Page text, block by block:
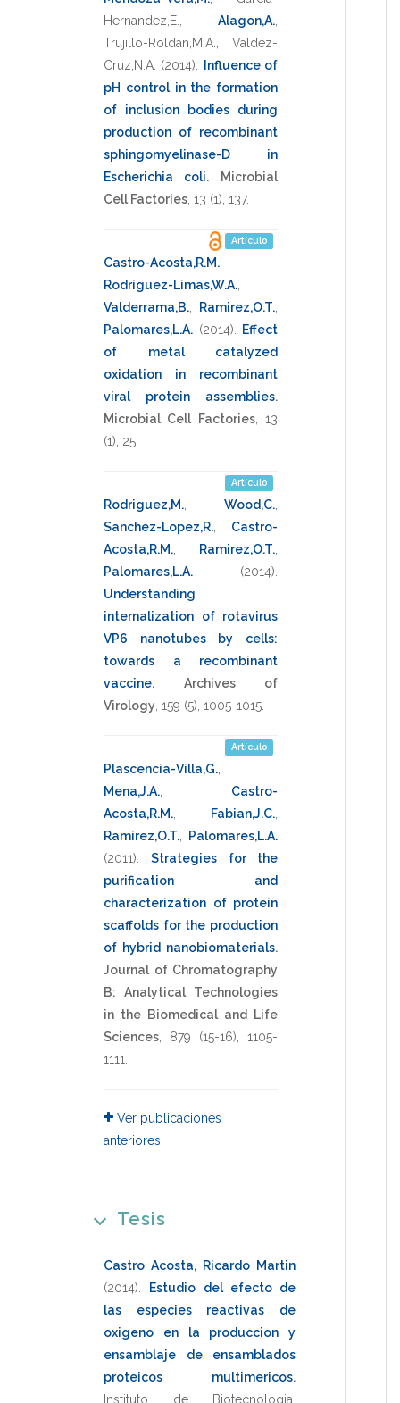
Hernandez,E.
Alagon,A.
Trujillo-Roldan,M.A.
Valdez-
Cruz,N.A. (2014)
Influence of
pH control in the formation
of inclusion bodies during
production of recombinant
sphingomyelinase-D in
Escherichia coli.
Microbial
Cell Factories 13 (1), 137.
Artículo
Castro-Acosta,R.M.
Rodriguez-Limas,W.A.
Valderrama,B.
Ramirez,O.T.
Palomares,L.A. (2014)
Effect
of metal catalyzed
oxidation in recombinant
viral protein assemblies.
Microbial Cell Factories,13
(1), 25
Artículo
Rodriguez,M. Wood,C.
Sanchez-Lopez,R.
Castro-
Acosta,R.M.
Ramirez,O.T.
Palomares,L.A.
(2014)
Understanding
internalization of rotavirus
VP6 nanotubes by cells:
towards a recombinant
vaccine.
Archives of
Virology 159 (5), 1005-1015
Artículo
Plascencia-Villa,G.
Mena,J.A.
Castro-
Acosta,R.M.
Fabian,J.C.
Ramirez,O.T.
Palomares,L.A.
(2011) .Strategies for the
purification and
characterization of protein
scaffolds for the production
of hybrid nanobiomaterials.
Journal of Chromatography
B: Analytical Technologies
in the Biomedical and Life
Sciences
879 (15-16), 1105-
1111
Ver publicaciones
anteriores
Tesis
Castro Acosta, Ricardo Martin
(2014)
Estudio del efecto de
las especies reactivas de
oxigeno en la produccion y
ensamblaje de ensamblados
proteicos multimericos.
Instituto de Biotecnologia